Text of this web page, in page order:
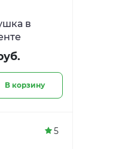
в
В корзину
5